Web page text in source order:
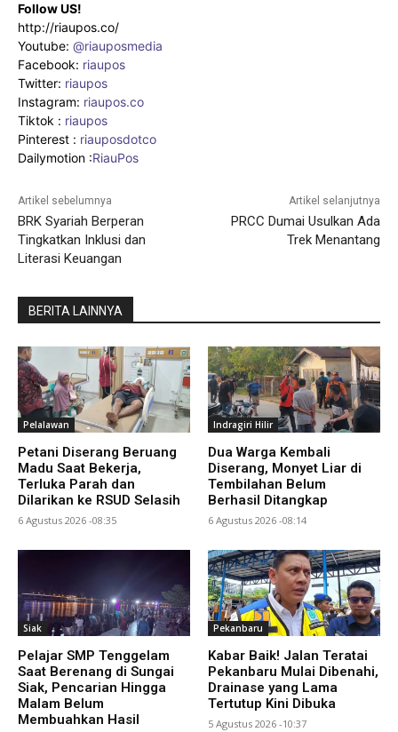
Follow US!
http://riaupos.co/
Youtube: @riauposmedia
Facebook: riaupos
Twitter: riaupos
Instagram: riaupos.co
Tiktok : riaupos
Pinterest : riauposdotco
Dailymotion :RiauPos
Artikel sebelumnya
BRK Syariah Berperan
Tingkatkan Inklusi dan
Literasi Keuangan
Artikel selanjutnya
PRCC Dumai Usulkan Ada
Trek Menantang
BERITA LAINNYA
Pelalawan
Petani Diserang Beruang
Madu Saat Bekerja,
Terluka Parah dan
Dilarikan ke RSUD Selasih
6 Agustus 2026 -08:35
Indragiri Hilir
Dua Warga Kembali
Diserang, Monyet Liar di
Tembilahan Belum
Berhasil Ditangkap
6 Agustus 2026 -08:14
Siak
Pelajar SMP Tenggelam
Saat Berenang di Sungai
Siak, Pencarian Hingga
Malam Belum
Membuahkan Hasil
Pekanbaru
Kabar Baik! Jalan Teratai
Pekanbaru Mulai Dibenahi,
Drainase yang Lama
Tertutup Kini Dibuka
5 Agustus 2026 -10:37